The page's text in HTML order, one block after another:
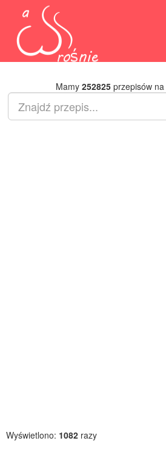
Mamy 252825przepisów na
Wyświetlono: 1082 razy